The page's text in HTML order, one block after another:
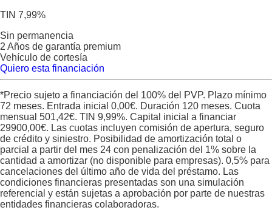
TIN 7,99%
Sin permanencia
2 Años de garantía premium
Vehículo de cortesía
Quiero esta financiación
*Precio sujeto a financiación del 100% del PVP. Plazo mínimo
72 meses. Entrada inicial 0,00€. Duración 120 meses. Cuota
mensual 501,42€. TIN 9,99%. Capital inicial a financiar
29900,00€. Las cuotas incluyen comisión de apertura, seguro
de crédito y siniestro. Posibilidad de amortización total o
parcial a partir del mes 24 con penalización del 1% sobre la
cantidad a amortizar (no disponible para empresas). 0,5% para
cancelaciones del último año de vida del préstamo. Las
condiciones financieras presentadas son una simulación
referencial y están sujetas a aprobación por parte de nuestras
entidades financieras colaboradoras.